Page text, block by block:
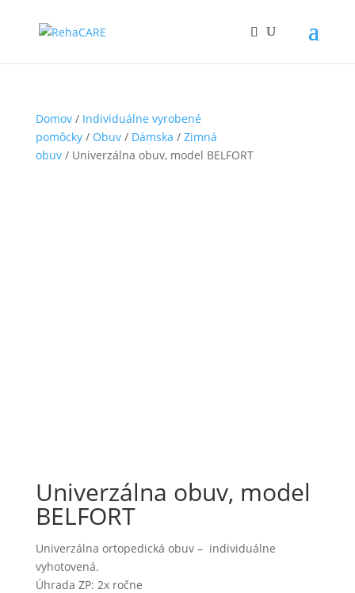
Domov/ Individuálne vyrobené
pomôcky/ Obuv/ Dámska / Zimná
obuv/ Univerzálna obuv, model BELFORT
Univerzálna obuv, model
BELFORT
Univerzálna ortopedická obuv – individuálne
vyhotovená.
Úhrada ZP: 2x ročne